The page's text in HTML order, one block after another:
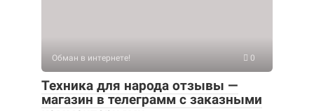
Обман в интернете! 0
Техника для народа отзывы —
магазин в телеграмм с заказными